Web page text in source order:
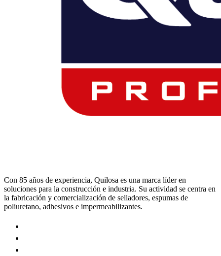
Con 85 años de experiencia, Quilosa es una marca líder en
soluciones para la construcción e industria. Su actividad se centra en
la fabricación y comercialización de selladores, espumas de
poliuretano, adhesivos e impermeabilizantes.